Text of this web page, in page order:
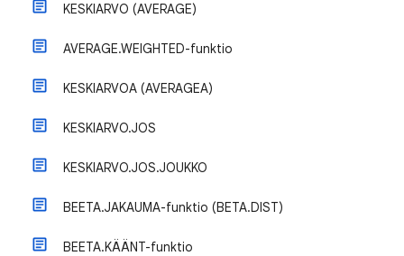
KESKIARVO (AVERAGE)
AVERAGE.WEIGHTED-funktio
KESKIARVOA (AVERAGEA)
KESKIARVO.JOS
KESKIARVO.JOS.JOUKKO
BEETA.JAKAUMA-funktio (BETA.DIST)
BEETA.KÄÄNT-funktio